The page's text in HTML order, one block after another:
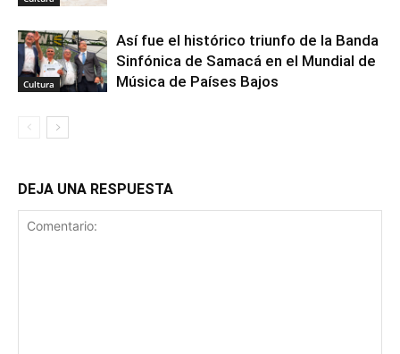
Cultura
Así fue el histórico triunfo de la Banda
Sinfónica de Samacá en el Mundial de
Música de Países Bajos
DEJA UNA RESPUESTA